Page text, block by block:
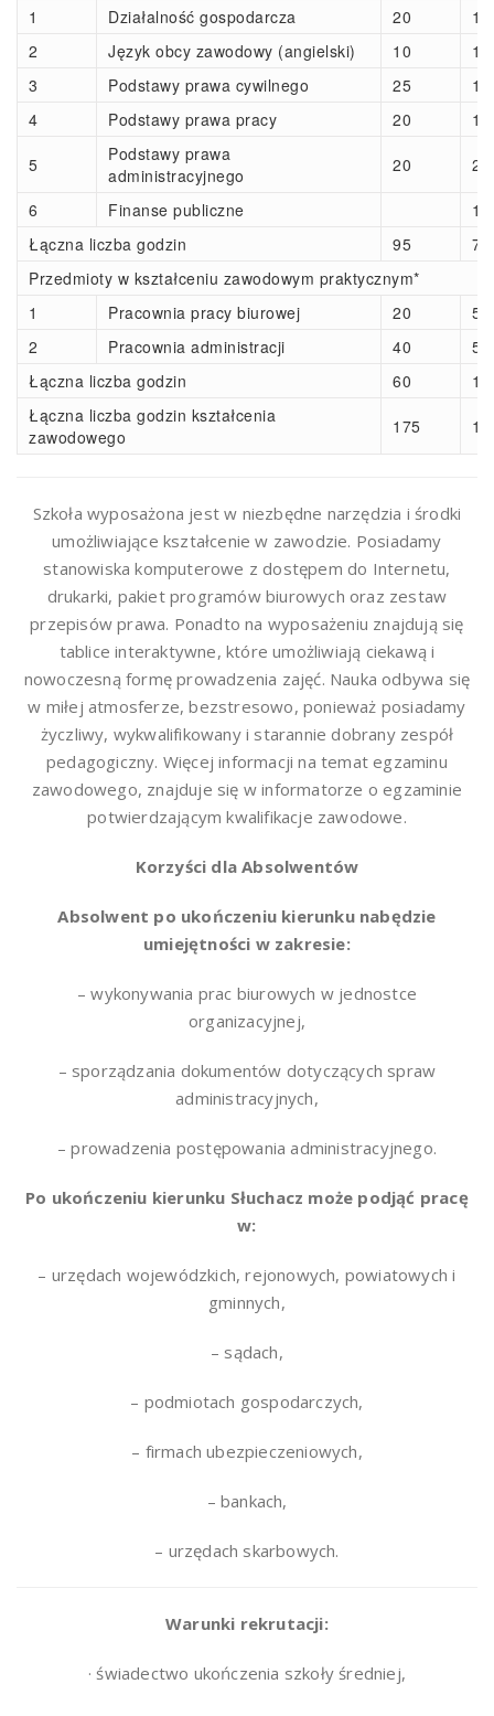
1
Działalność gospodarcza 20
15
2
Język obcy zawodowy (angielski) 10
10
3
Podstawy prawa cywilnego 25
10
4
Podstawy prawa pracy 20 10
5
Podstawy prawa
administracyjnego
20 20
6 Finanse publiczne
10
Łączna liczba godzin
95
75
Przedmioty w kształceniu zawodowym praktycznym*
1
Pracownia pracy biurowej 20
50
2
Pracownia administracji 40
50
Łączna liczba godzin
60
Łączna liczba godzin kształcenia
zawodowego
175
Szkoła wyposażona jest w niezbędne narzędzia i środki
umożliwiające kształcenie w zawodzie. Posiadamy
stanowiska komputerowe z dostępem do Internetu,
drukarki, pakiet programów biurowych oraz zestaw
przepisów prawa. Ponadto na wyposażeniu znajdują się
tablice interaktywne, które umożliwiają ciekawą i
nowoczesną formę prowadzenia zajęć. Nauka odbywa się
w miłej atmosferze, bezstresowo, ponieważ posiadamy
życzliwy, wykwalifikowany i starannie dobrany zespół
pedagogiczny. Więcej informacji na temat egzaminu
zawodowego, znajduje się w informatorze o egzaminie
potwierdzającym kwalifikacje zawodowe.
Korzyści dla Absolwentów
Absolwent po ukończeniu kierunku nabędzie
umiejętności w zakresie:
– wykonywania prac biurowych w jednostce
organizacyjnej,
– sporządzania dokumentów dotyczących spraw
administracyjnych,
– prowadzenia postępowania administracyjnego.
Po ukończeniu kierunku Słuchacz może podjąć pracę
w:
– urzędach wojewódzkich, rejonowych, powiatowych i
gminnych,
– sądach,
– podmiotach gospodarczych,
– firmach ubezpieczeniowych,
– bankach,
– urzędach skarbowych.
Warunki rekrutacji:
· świadectwo ukończenia szkoły średniej,